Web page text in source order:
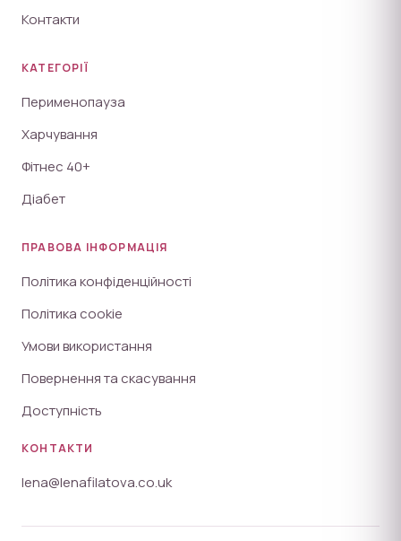
Контакти
КАТЕГОРІЇ
Перименопауза
Харчування
Фітнес 40+
Діабет
ПРАВОВА ІНФОРМАЦІЯ
Політика конфіденційності
Політика cookie
Умови використання
Повернення та скасування
Доступність
КОНТАКТИ
lena@lenafilatova.co.uk